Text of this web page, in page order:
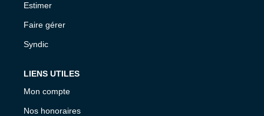
Estimer
Faire gérer
Syndic
LIENS UTILES
Mon compte
Nos honoraires